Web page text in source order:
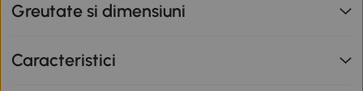
Greutate si dimensiuni
Caracteristici